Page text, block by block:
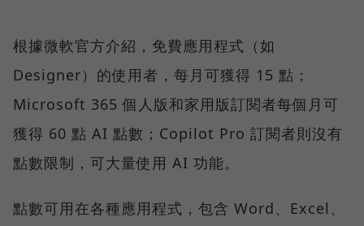
根據微軟官方介紹，免費應用程式（如
Designer）的使用者，每月可獲得 15 點；
Microsoft 365 個人版和家用版訂閱者每個月可
獲得 60 點 AI 點數；Copilot Pro 訂閱者則沒有
點數限制，可大量使用 AI 功能。
點數可用在各種應用程式，包含 Word、Excel、